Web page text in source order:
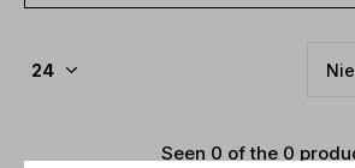
Seen 0 of the 0